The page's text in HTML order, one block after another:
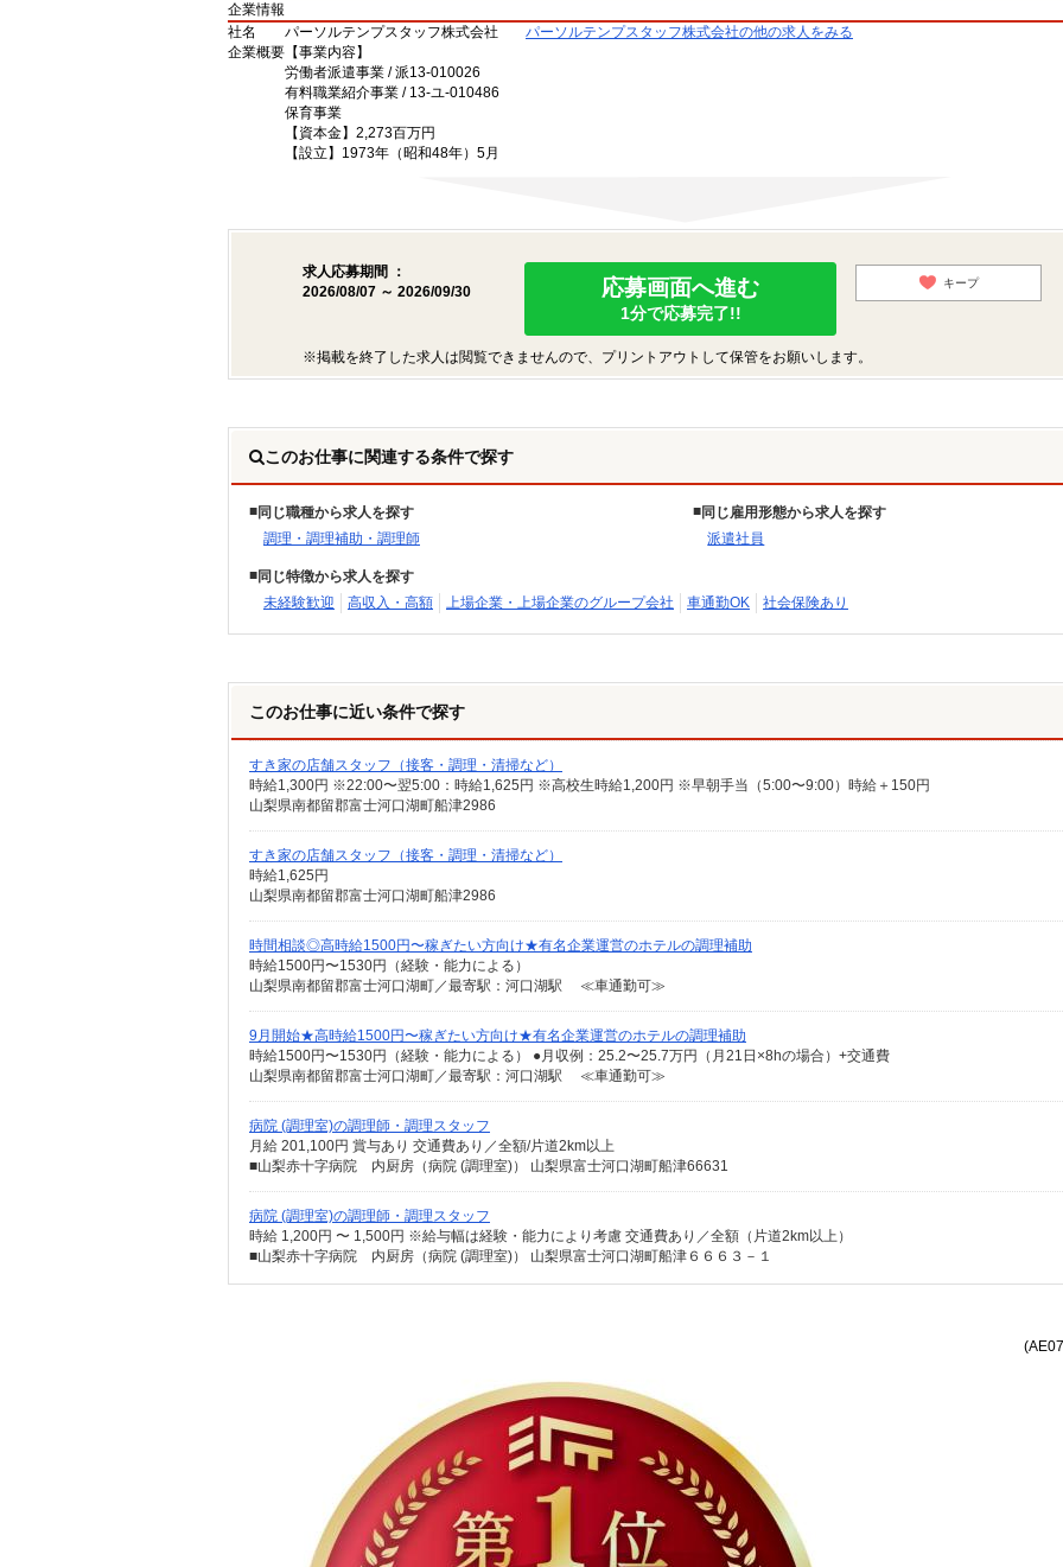
企業情報
社名
パーソルテンプスタッフ株式会社
パーソルテンプスタッフ株式会社の他の求人をみる
企業概要 【事業内容】
労働者派遣事業 / 派13-010026
有料職業紹介事業 / 13-ユ-010486
保育事業
【資本金】2,273百万円
【設立】1973年（昭和48年）5月
求人応募期間 ：
2026/08/07 ～ 2026/09/30
応募画面へ進む
1分で応募完了!!
キープ
※掲載を終了した求人は閲覧できませんので、プリントアウトして保管をお願いします。
このお仕事に関連する条件で探す
同じ職種から求人を探す
調理・調理補助・調理師
同じ雇用形態から求人を探す
派遣社員
同じ特徴から求人を探す
未経験歓迎
高収入・高額 上場企業・上場企業のグループ会社 車通勤OK 社会保険あり
このお仕事に近い条件で探す
すき家の店舗スタッフ（接客・調理・清掃など）
時給1,300円 ※22:00〜翌5:00：時給1,625円 ※高校生時給1,200円 ※早朝手当（5:00〜9:00）時給＋150円
山梨県南都留郡富士河口湖町船津2986
すき家の店舗スタッフ（接客・調理・清掃など）
時給1,625円
山梨県南都留郡富士河口湖町船津2986
時間相談◎高時給1500円〜稼ぎたい方向け★有名企業運営のホテルの調理補助
時給1500円〜1530円（経験・能力による）
山梨県南都留郡富士河口湖町／最寄駅：河口湖駅 ≪車通勤可≫
9月開始★高時給1500円〜稼ぎたい方向け★有名企業運営のホテルの調理補助
時給1500円〜1530円（経験・能力による） ●月収例：25.2〜25.7万円（月21日×8hの場合）+交通費
山梨県南都留郡富士河口湖町／最寄駅：河口湖駅 ≪車通勤可≫
病院 (調理室)の調理師・調理スタッフ
月給 201,100円 賞与あり 交通費あり／全額/片道2km以上
■山梨赤十字病院 内厨房（病院 (調理室)） 山梨県富士河口湖町船津66631
病院 (調理室)の調理師・調理スタッフ
時給 1,200円 〜 1,500円 ※給与幅は経験・能力により考慮 交通費あり／全額（片道2km以上）
■山梨赤十字病院 内厨房（病院 (調理室)） 山梨県富士河口湖町船津６６６３－１